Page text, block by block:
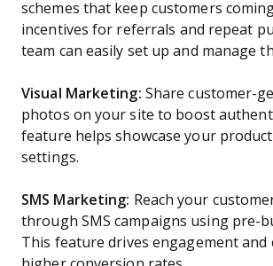
schemes that keep customers
incentives for referrals and repeat
team can easily set up and manage
Visual Marketing: Share customer-
photos on your site to boost
feature helps showcase your
settings.
SMS Marketing: Reach your
through SMS campaigns using pre-
This feature drives engagement and